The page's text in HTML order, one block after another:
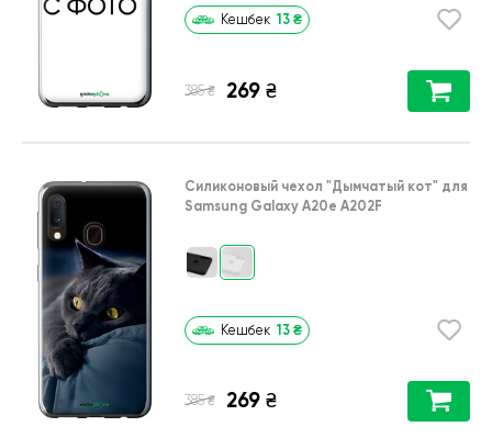
Кешбек 13 ₴
385 ₴ 269 ₴
Силиконовый чехол "Дымчатый кот" для
Samsung Galaxy A20e A202F
Кешбек 13 ₴
385 ₴ 269 ₴